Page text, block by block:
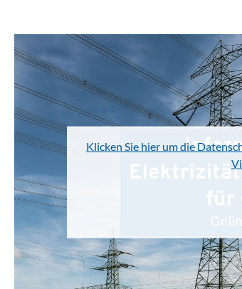
Klicken Sie hier um die